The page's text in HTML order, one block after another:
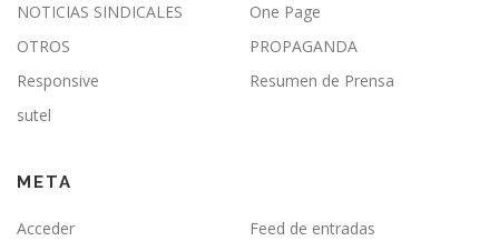
NOTICIAS SINDICALES
One Page
OTROS
PROPAGANDA
Responsive
Resumen de Prensa
sutel
META
Acceder
Feed de entradas